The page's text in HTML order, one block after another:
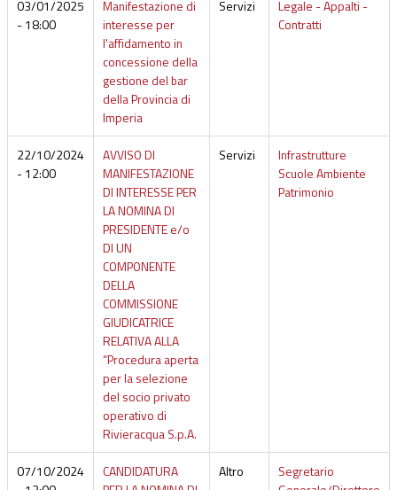
03/01/2025
- 18:00
Manifestazione di
interesse per
l'affidamento in
concessione della
gestione del bar
della Provincia di
Imperia
Servizi
Legale - Appalti -
Contratti
22/10/2024
- 12:00
AVVISO DI
MANIFESTAZIONE
DI INTERESSE PER
LA NOMINA DI
PRESIDENTE e/o
DI UN
COMPONENTE
DELLA
COMMISSIONE
GIUDICATRICE
RELATIVA ALLA
“Procedura aperta
per la selezione
del socio privato
operativo di
Rivieracqua S.p.A.
Servizi
Infrastrutture
Scuole Ambiente
Patrimonio
07/10/2024
CANDIDATURA
Altro
Segretario